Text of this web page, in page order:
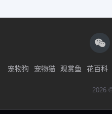
宠物狗 宠物猫 观赏鱼 花百科
2026